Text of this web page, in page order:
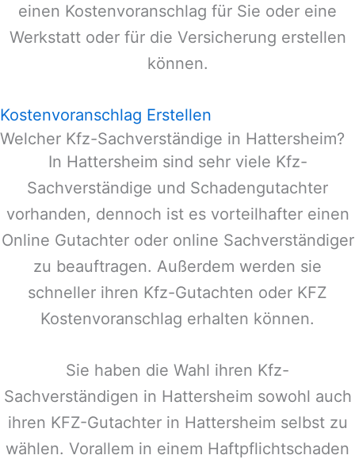
einen Kostenvoranschlag für Sie oder eine
Werkstatt oder für die Versicherung erstellen
können.
Kostenvoranschlag Erstellen
Welcher Kfz-Sachverständige in Hattersheim?
In Hattersheim sind sehr viele Kfz-
Sachverständige und Schadengutachter
vorhanden, dennoch ist es vorteilhafter einen
Online Gutachter oder online Sachverständiger
zu beauftragen. Außerdem werden sie
schneller ihren Kfz-Gutachten oder KFZ
Kostenvoranschlag erhalten können.
Sie haben die Wahl ihren Kfz-
Sachverständigen in Hattersheim sowohl auch
ihren KFZ-Gutachter in Hattersheim selbst zu
wählen. Vorallem in einem Haftpflichtschaden